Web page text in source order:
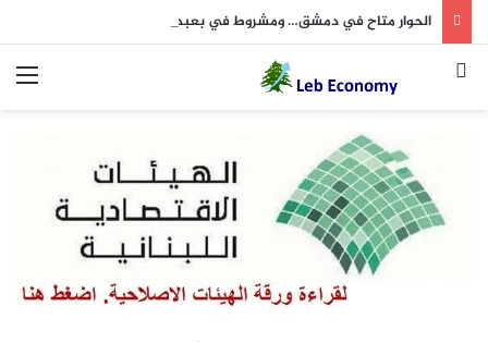
الحوار متاح في دمشق… ومشروط في بعبدا( نداء الوطن 8 آب)
بحث عن